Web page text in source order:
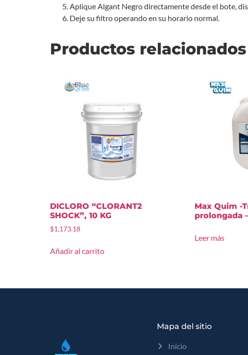
Aplique Algant Negro directamente desde el bote,
Deje su filtro operando en su horario normal.
Productos relacionados
DICLORO “CLORANT2
SHOCK”, 10 KG
$1,173.18
Añadir al carrito
Max Quim -
prolongada
Leer más
Mapa del sitio
Inicio